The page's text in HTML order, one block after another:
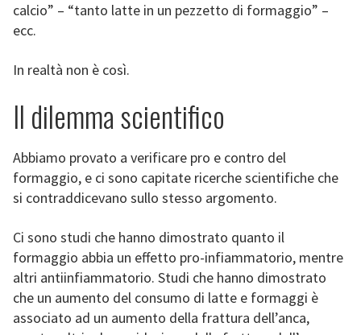
calcio” – “tanto latte in un pezzetto di formaggio” –
ecc.
In realtà non è così.
Il dilemma scientifico
Abbiamo provato a verificare pro e contro del
formaggio, e ci sono capitate ricerche scientifiche che
si contraddicevano sullo stesso argomento.
Ci sono studi che hanno dimostrato quanto il
formaggio abbia un effetto pro-infiammatorio, mentre
altri antiinfiammatorio. Studi che hanno dimostrato
che un aumento del consumo di latte e formaggi è
associato ad un aumento della frattura dell’anca,